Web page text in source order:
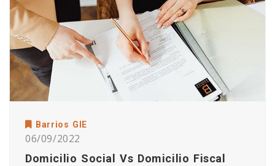
Barrios GIE
06/09/2022
Domicilio Social Vs Domicilio Fiscal